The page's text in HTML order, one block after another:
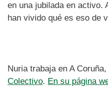
en una jubilada en activo.
han vivido qué es eso de
Nuria trabaja en A
Colectivo. En su página